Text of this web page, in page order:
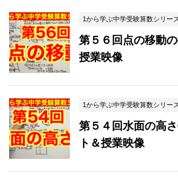
1から学ぶ中学受験算数シリー
第５６回点の移動
授業映像
1から学ぶ中学受験算数シリー
第５４回水面の高
ト＆授業映像